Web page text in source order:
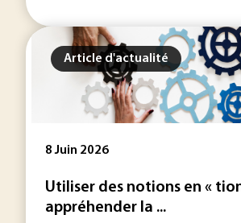
Article d'actualité
8 Juin 2026
Utiliser des notions en «
appréhender la ...